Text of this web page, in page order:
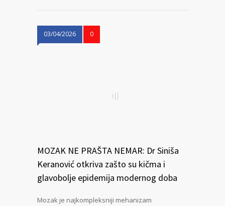
03/04/2026 0
MOZAK NE PRAŠTA NEMAR: Dr Siniša
Keranović otkriva zašto su kičma i
glavobolje epidemija modernog doba
Mozak je najkompleksniji mehanizam